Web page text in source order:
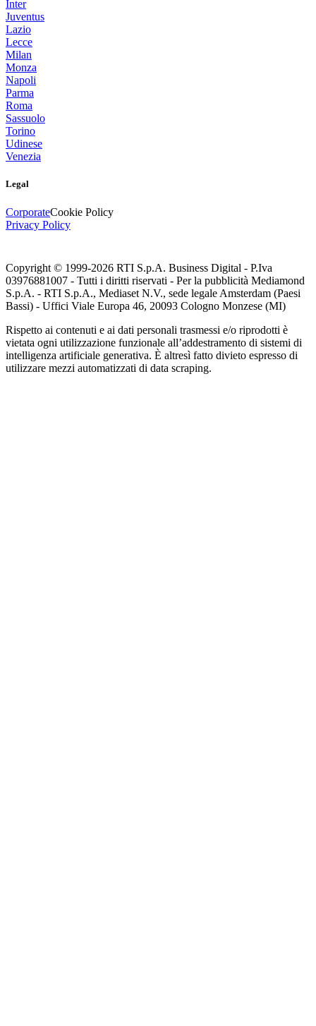
Inter
Juventus
Lazio
Lecce
Milan
Monza
Napoli
Parma
Roma
Sassuolo
Torino
Udinese
Venezia
Legal
CorporateCookie Policy
Privacy Policy
Copyright © 1999-2026 RTI S.p.A. Business Digital - P.Iva
03976881007 - Tutti i diritti riservati - Per la pubblicità Mediamond
S.p.A. - RTI S.p.A., Mediaset N.V., sede legale Amsterdam (Paesi
Bassi) - Uffici Viale Europa 46, 20093 Cologno Monzese (MI)
Rispetto ai contenuti e ai dati personali trasmessi e/o riprodotti è
vietata ogni utilizzazione funzionale all’addestramento di sistemi di
intelligenza artificiale generativa. È altresì fatto divieto espresso di
utilizzare mezzi automatizzati di data scraping.